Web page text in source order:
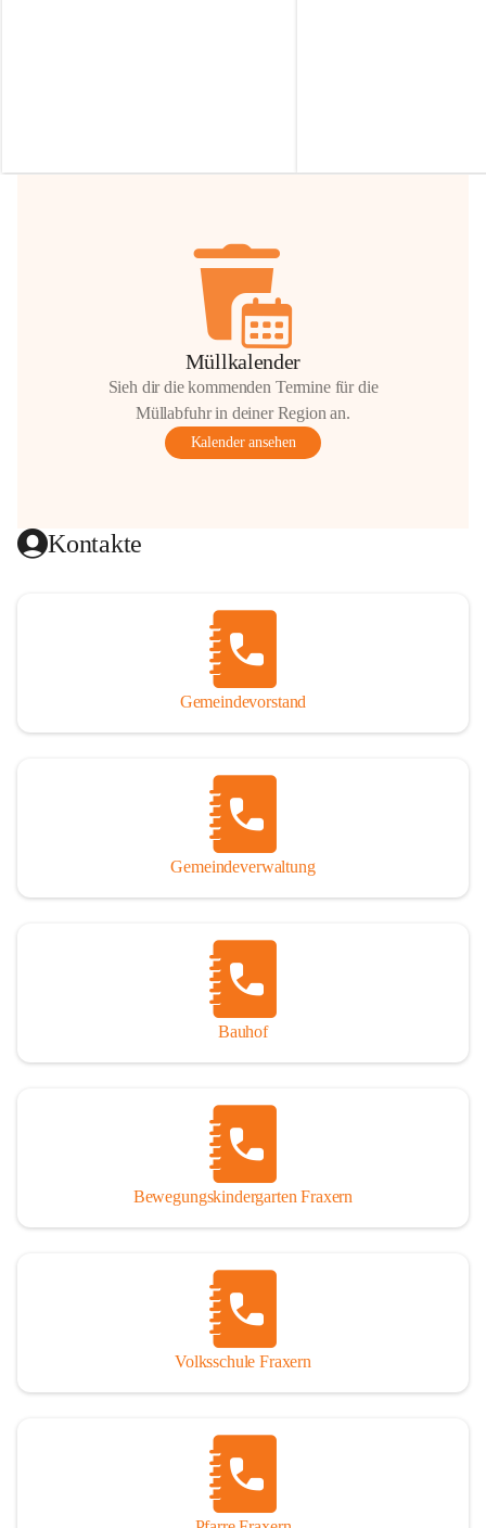
Hilfsbereitschaft!
Müllkalender
Sieh dir die kommenden Termine für die
Müllabfuhr in deiner Region an.
Kalender ansehen
Kontakte
Gemeindevorstand
Gemeindeverwaltung
Bauhof
Bewegungskindergarten Fraxern
Volksschule Fraxern